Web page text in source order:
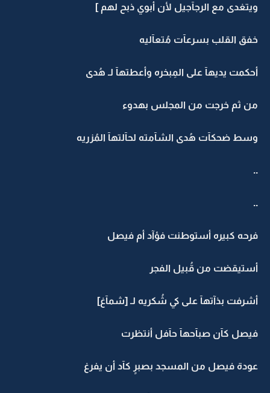
ويتغدى مع الرجآجيل لأن أبوي ذبح لهم ]
خفق القلب بسرعآت مُتعآليه
أحكمت يديهآ على المِبخره وأعطتهآ لـ هُدى
من ثم خرجت من المجلس بهدوء
وسط ضحكآت هُدى الشآمته لحآلتهآ المُزريه
..
..
فرحه كبيره أستوطنت فؤآد أم فيصل
أستيقضت من قُبيل الفجر
أشرفت بذآتهآ على كي شُكريه لـ [شمآغ]
فيصل كآن صبآحهآ حآفل أنتظرت
عودة فيصل من المسجد بصبرٍ كآد أن يفرغ